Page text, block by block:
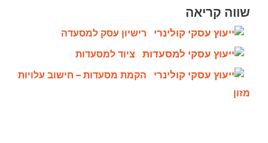
שווה קריאה
רישיון עסק למסעדה
ציוד למסעדות
הקמת מסעדות – חישוב עלויות
מזון